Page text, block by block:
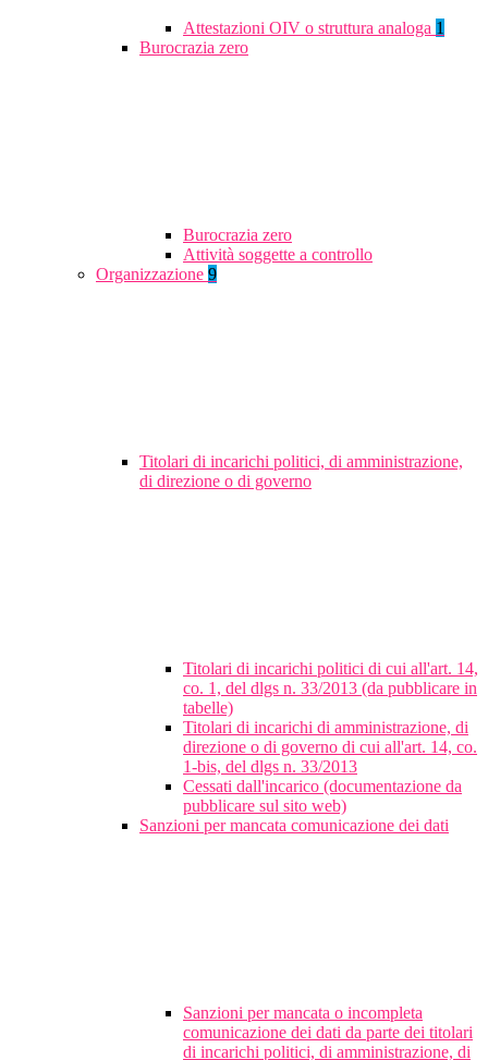
Attestazioni OIV o struttura analoga 1
Burocrazia zero
Burocrazia zero
Attività soggette a controllo
Organizzazione 9
Titolari di incarichi politici, di amministrazione,
di direzione o di governo
Titolari di incarichi politici di cui all'art. 14,
co. 1, del dlgs n. 33/2013 (da pubblicare in
tabelle)
Titolari di incarichi di amministrazione, di
direzione o di governo di cui all'art. 14, co.
1-bis, del dlgs n. 33/2013
Cessati dall'incarico (documentazione da
pubblicare sul sito web)
Sanzioni per mancata comunicazione dei dati
Sanzioni per mancata o incompleta
comunicazione dei dati da parte dei titolari
di incarichi politici, di amministrazione, di